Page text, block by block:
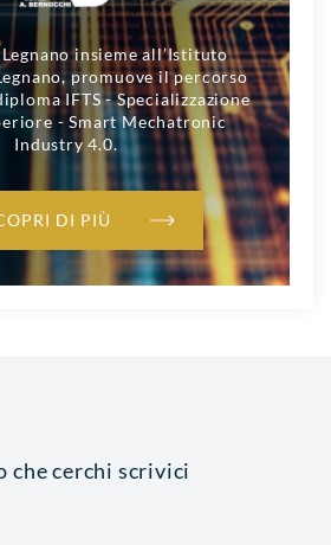
insieme all’Istituto
promuove il percorso
IFTS - Specializzazione
- Smart Mechatronic
Industry 4.0.
DI PIÙ
che cerchi scrivici